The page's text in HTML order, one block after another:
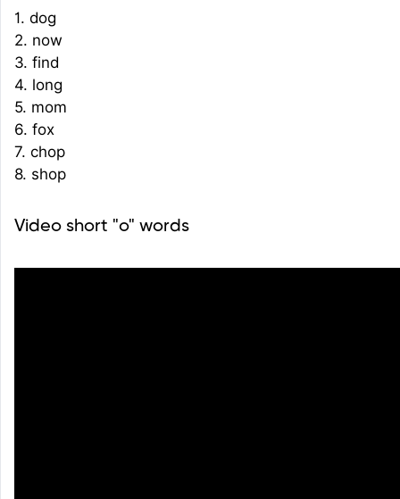
1. dog
2. now
3. find
4. long
5. mom
6. fox
7. chop
8. shop
Video short "o" words